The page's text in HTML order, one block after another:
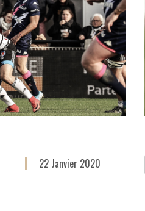
22 Janvier 2020